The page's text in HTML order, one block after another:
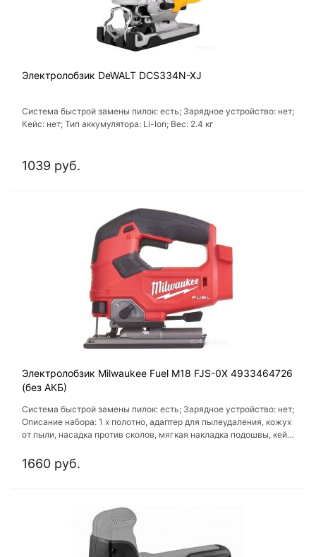
Электролобзик DeWALT DCS334N-XJ
Система быстрой замены пилок: есть; Зарядное устройство: нет;
Кейс: нет; Тип аккумулятора: Li-Ion; Вес: 2.4 кг
1039 руб.
Электролобзик Milwaukee Fuel M18 FJS-0X 4933464726
(без АКБ)
Система быстрой замены пилок: есть; Зарядное устройство: нет;
Описание набора: 1 x полотно, адаптер для пылеудаления, кожух
от пыли, насадка против сколов, мягкая накладка подошвы, кейс
есть; Вес: 2.9 кг
1660 руб.